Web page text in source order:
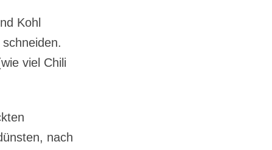
Kohl
viel Chili
nach